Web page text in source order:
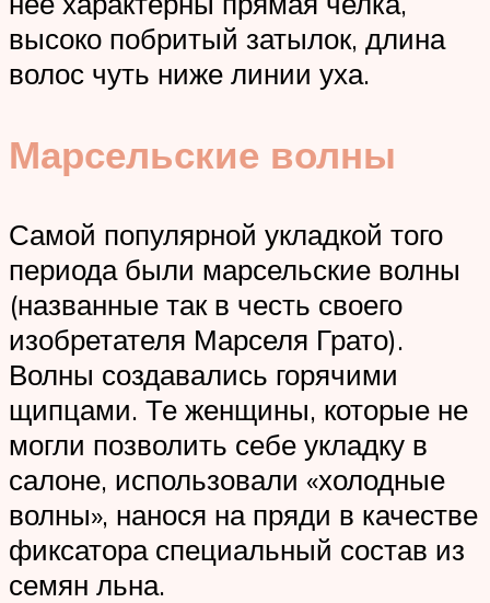
высоко побритый затылок, длина
волос чуть ниже линии уха.
Марсельские волны
Самой популярной укладкой того
периода были марсельские волны
(названные так в честь своего
изобретателя Марселя Грато).
Волны создавались горячими
щипцами. Те женщины, которые не
могли позволить себе укладку в
салоне, использовали «холодные
волны», нанося на пряди в качестве
фиксатора специальный состав из
семян льна.